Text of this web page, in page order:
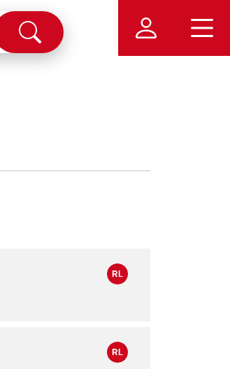
Suche
abschicken